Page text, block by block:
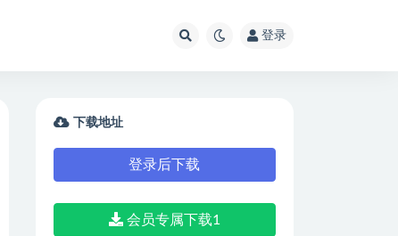
登录
下载地址
登录后下载
会员专属下载1